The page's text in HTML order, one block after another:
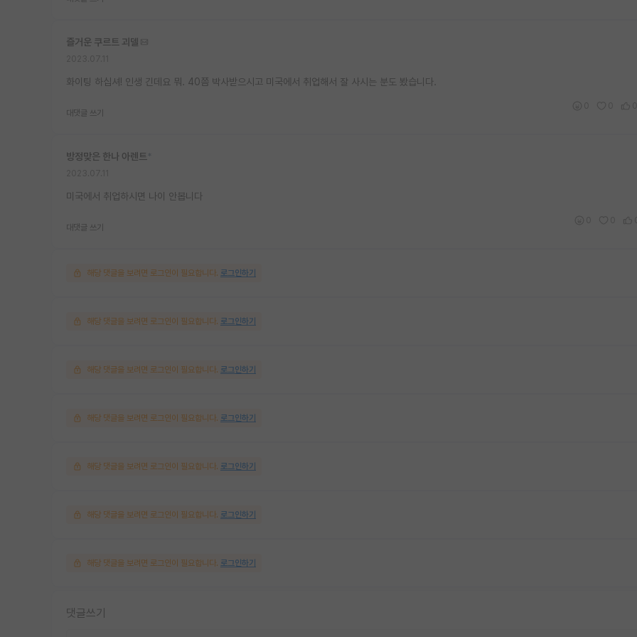
즐거운 쿠르트 괴델
화이팅 하십셔! 인생 긴데요 뭐. 40쯤 박사받으시고 미국에서 취업해서 잘 사시는 분도 봤습니다.
대댓글 쓰기
방정맞은 한나 아렌트
미국에서 취업하시면 나이 안봅니다
대댓글 쓰기
해당 댓글을 보려면 로그인이 필요합니다. 로그인하기
해당 댓글을 보려면 로그인이 필요합니다. 로그인하기
해당 댓글을 보려면 로그인이 필요합니다. 로그인하기
해당 댓글을 보려면 로그인이 필요합니다. 로그인하기
해당 댓글을 보려면 로그인이 필요합니다. 로그인하기
해당 댓글을 보려면 로그인이 필요합니다. 로그인하기
해당 댓글을 보려면 로그인이 필요합니다. 로그인하기
댓글쓰기